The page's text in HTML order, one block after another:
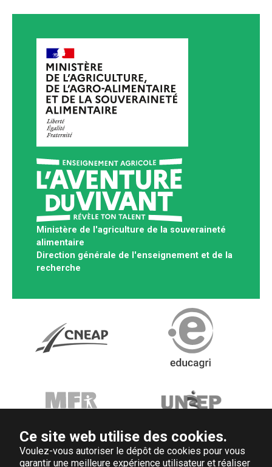
Ministère de l'agriculture de la souveraineté
alimentaire
Direction générale de l'enseignement et de la
recherche
Ce site web utilise des cookies.
Voulez-vous autoriser le dépôt de cookies pour vous
garantir une meilleure expérience utilisateur et réaliser